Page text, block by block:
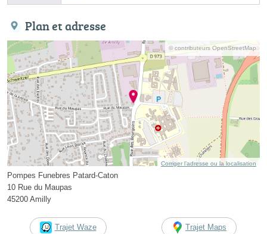
Plan et adresse
© contributeurs OpenStreetMap
Corriger l’adresse ou la localisation
Pompes Funebres Patard-Caton
10 Rue du Maupas
45200 Amilly
Trajet Waze Trajet Maps